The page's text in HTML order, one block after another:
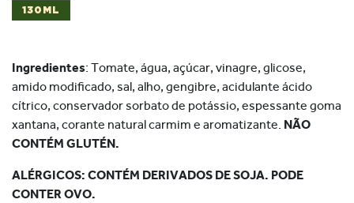
130ML
Ingredientes: Tomate, água, açúcar, vinagre, glicose,
amido modificado, sal, alho, gengibre, acidulante ácido
cítrico, conservador sorbato de potássio, espessante goma
xantana, corante natural carmim e aromatizante. NÃO
CONTÉM GLUTÉN.
ALÉRGICOS: CONTÉM DERIVADOS DE SOJA. PODE
CONTER OVO.